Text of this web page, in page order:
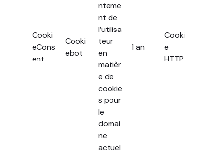
Cooki
eCons
ent
Cooki
ebot
nteme
nt de
l’utilisa
teur
en
matièr
e de
cookie
s pour
le
domai
ne
actuel
1 an
Cooki
e
HTTP